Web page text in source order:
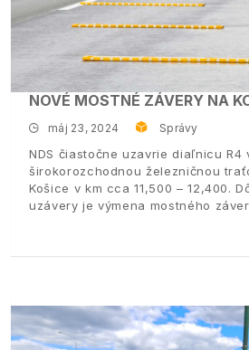
NOVÉ MOSTNÉ ZÁVERY NA
máj 23, 2024 Správy
NDS čiastočne uzavrie diaľnicu R4
širokorozchodnou železničnou
Košice v km cca 11,500 – 12,400.
uzávery je výmena mostného